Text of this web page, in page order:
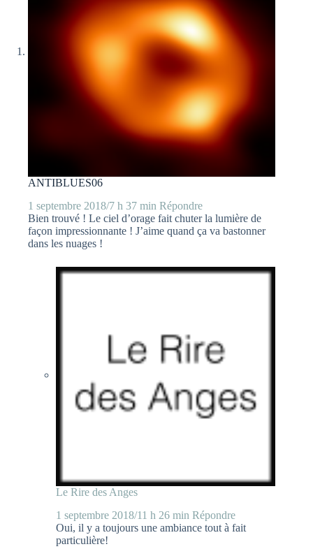
ANTIBLUES06
1 septembre 2018/7 h 37 min Répondre
Bien trouvé ! Le ciel d’orage fait chuter la lumière de
façon impressionnante ! J’aime quand ça va bastonner
dans les nuages !
Le Rire des Anges
1 septembre 2018/11 h 26 min Répondre
Oui, il y a toujours une ambiance tout à fait
particulière!